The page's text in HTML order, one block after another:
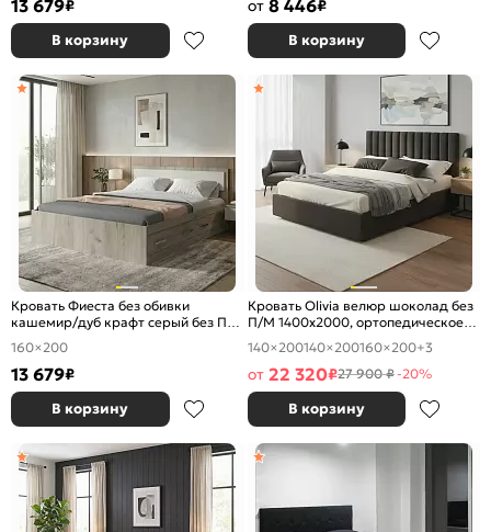
13 679₽
В корзину
от 8 446₽
В корзину
Кровать Фиеста без обивки
кашемир/дуб крафт серый без П/
М 1600x2000, изголовье жесткое
160×200
13 679₽
В корзину
Кровать Olivia велюр шоколад без
П/М 1400x2000, ортопедическое
основание, изголовье мягкое
140×200140×200160×200+3
от 22 320₽27 900 ₽-20%
В корзину